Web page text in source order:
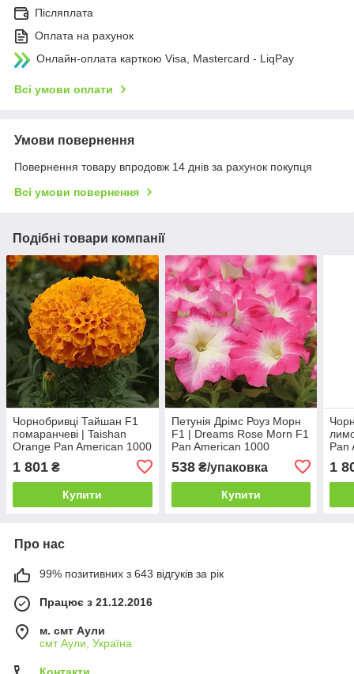
Післяплата
Оплата на рахунок
Онлайн-оплата карткою Visa, Mastercard - LiqPay
Всі умови оплати
Умови повернення
Повернення товару впродовж 14 днів за рахунок покупця
Всі умови повернення
Подібні товари компанії
Чорнобривці Тайшан F1
помаранчеві | Taishan
Orange Pan American 1000
1 801 ₴
Купити
Петунія Дрімс Роуз Морн
F1 | Dreams Rose Morn F1
Pan American 1000
538₴/упаковка
Купити
Pan
1
Про нас
99% позитивних з 643 відгуків за рік
Працює з 21.12.2016
м. смт Аули
смт Аули, Україна
Контакти